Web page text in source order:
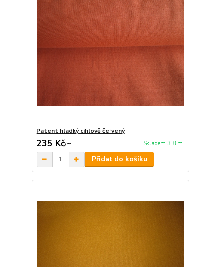
Patent hladký cihlově červený
235 Kč/m Skladem 3.8 m
Přidat do košíku